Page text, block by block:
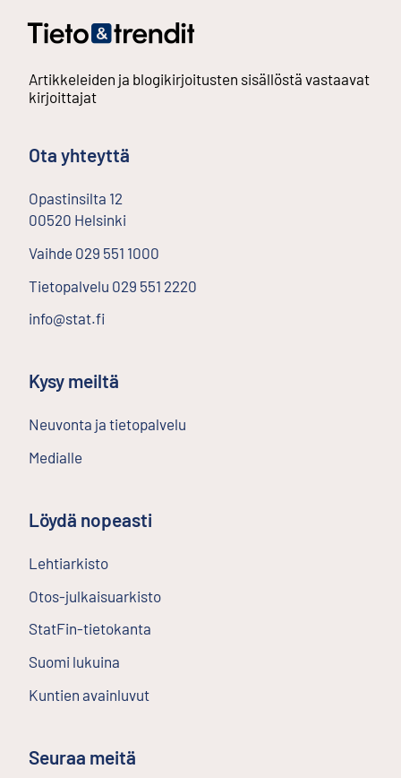
Artikkeleiden ja blogikirjoitusten sisällöstä vastaavat
kirjoittajat
Ota yhteyttä
Opastinsilta 12
00520 Helsinki
Vaihde 029 551 1000
Tietopalvelu 029 551 2220
info@stat.fi
Kysy meiltä
Neuvonta ja tietopalvelu
Medialle
Löydä nopeasti
Lehtiarkisto
Otos-julkaisuarkisto
StatFin-tietokanta
Suomi lukuina
Kuntien avainluvut
Seuraa meitä